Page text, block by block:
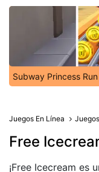
Subway Princess Run
Juegos En Línea
Free
¡Free Icecream es